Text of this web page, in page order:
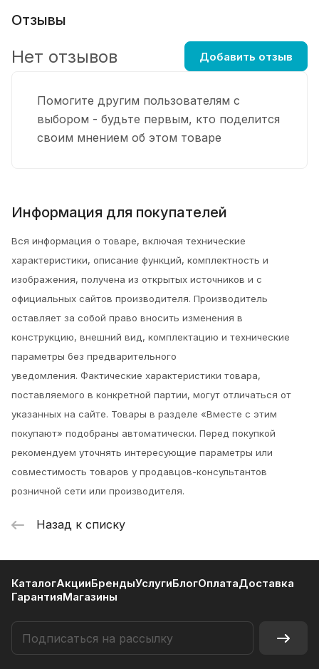
Отзывы
Помогите другим пользователям с
выбором - будьте первым, кто поделится
своим мнением об этом товаре
Нет отзывов Добавить отзыв
Информация для покупателей
Вся информация о товаре, включая технические
характеристики, описание функций, комплектность и
изображения, получена из открытых источников и с
официальных сайтов производителя. Производитель
оставляет за собой право вносить изменения в
конструкцию, внешний вид, комплектацию и технические
параметры без предварительного
уведомления. Фактические характеристики товара,
поставляемого в конкретной партии, могут отличаться от
указанных на сайте. Товары в разделе «Вместе с этим
покупают» подобраны автоматически. Перед покупкой
рекомендуем уточнять интересующие параметры или
совместимость товаров у продавцов-консультантов
розничной сети или производителя.
Назад к списку
КаталогАкцииБрендыУслугиБлогОплатаДоставка
ГарантияМагазины